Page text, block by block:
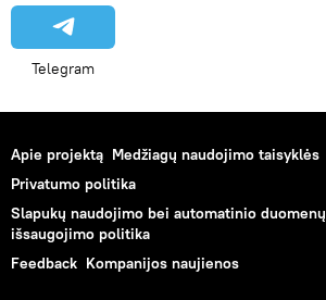
Telegram
Apie projektą Medžiagų naudojimo taisyklės
Privatumo politika
Slapukų naudojimo bei automatinio duomenų
išsaugojimo politika
Feedback Kompanijos naujienos